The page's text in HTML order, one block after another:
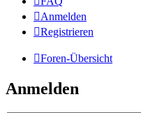
Anmelden
Registrieren
Foren-Übersicht
Anmelden